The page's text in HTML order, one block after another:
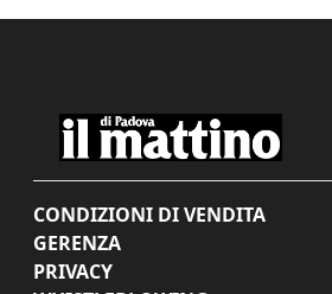
CONDIZIONI DI VENDITA
GERENZA
PRIVACY